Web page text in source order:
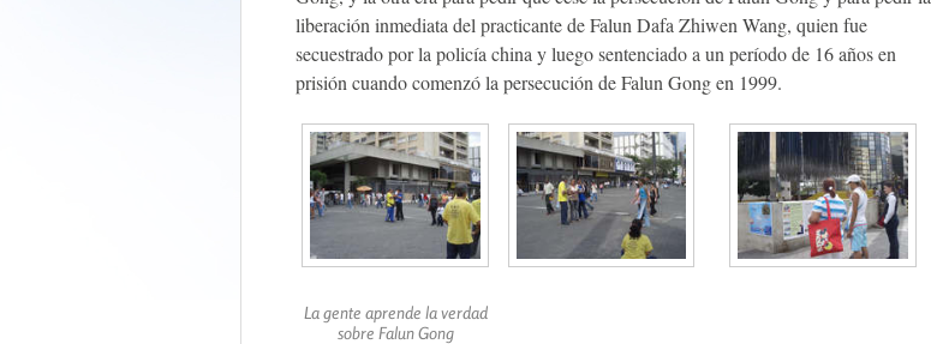
liberación inmediata del practicante de Falun Dafa Zhiwen Wang, quien fue
secuestrado por la policía china y luego sentenciado a un período de 16 años en
prisión cuando comenzó la persecución de Falun Gong en 1999.
La gente aprende la verdad
sobre Falun Gong